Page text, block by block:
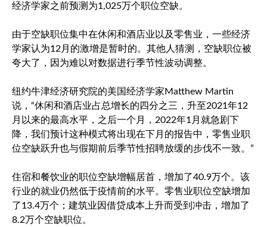
经济学家之前预测为1,025万个职位空缺。
由于空缺职位集中在休闲和酒店业以及零售业，一些经济
学家认为12月的激增是暂时的。其他人猜测，空缺职位被
夸大了，因为难以对数据进行季节性波动调整。
纽约牛津经济研究院的美国经济学家Matthew Martin
说，“休闲和酒店业占总增长的四分之三，升至2021年12
月以来的最高水平，之后一个月，2022年1月就急剧下
降，我们预计这种模式将出现在下月的报告中，零售业职
位空缺跃升也与假期前后季节性招聘放缓的步伐不一致。”
住宿和餐饮业的职位空缺增幅居首，增加了40.9万个。该
行业的就业仍然低于疫情前的水平。零售业职位空缺增加
了13.4万个；建筑业因借贷成本上升而受到冲击，增加了
8.2万个空缺职位。